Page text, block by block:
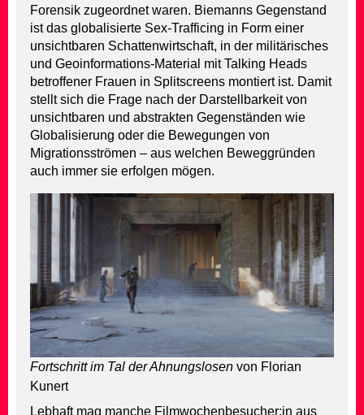
Forensik zugeordnet waren. Biemanns Gegenstand
ist das globalisierte Sex-Trafficing in Form einer
unsichtbaren Schattenwirtschaft, in der militärisches
und Geoinformations-Material mit Talking Heads
betroffener Frauen in Splitscreens montiert ist. Damit
stellt sich die Frage nach der Darstellbarkeit von
unsichtbaren und abstrakten Gegenständen wie
Globalisierung oder die Bewegungen von
Migrationsströmen – aus welchen Beweggründen
auch immer sie erfolgen mögen.
Fortschritt im Tal der Ahnungslosen von Florian
Kunert
Lebhaft mag manche Filmwochenbesucher:in aus